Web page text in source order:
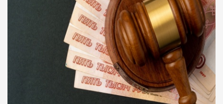
отношении электроснабжающей организации ООО